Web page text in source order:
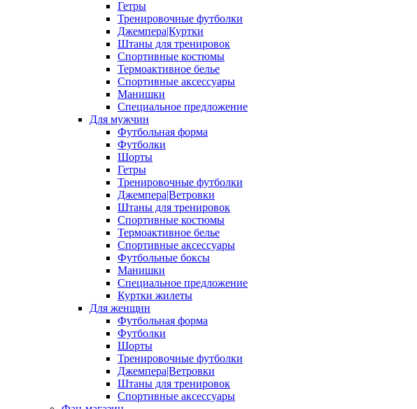
Гетры
Тренировочные футболки
Джемпера|Куртки
Штаны для тренировок
Спортивные костюмы
Термоактивное белье
Спортивные аксессуары
Манишки
Специальное предложение
Для мужчин
Футбольная форма
Футболки
Шорты
Гетры
Тренировочные футболки
Джемпера|Ветровки
Штаны для тренировок
Спортивные костюмы
Термоактивное белье
Спортивные аксессуары
Футбольные боксы
Манишки
Специальное предложение
Куртки жилеты
Для женщин
Футбольная форма
Футболки
Шорты
Тренировочные футболки
Джемпера|Ветровки
Штаны для тренировок
Спортивные аксессуары